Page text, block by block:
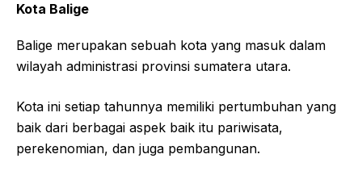
Kota Balige
Balige merupakan sebuah kota yang masuk dalam
wilayah administrasi provinsi sumatera utara.
Kota ini setiap tahunnya memiliki pertumbuhan yang
baik dari berbagai aspek baik itu pariwisata,
perekenomian, dan juga pembangunan.